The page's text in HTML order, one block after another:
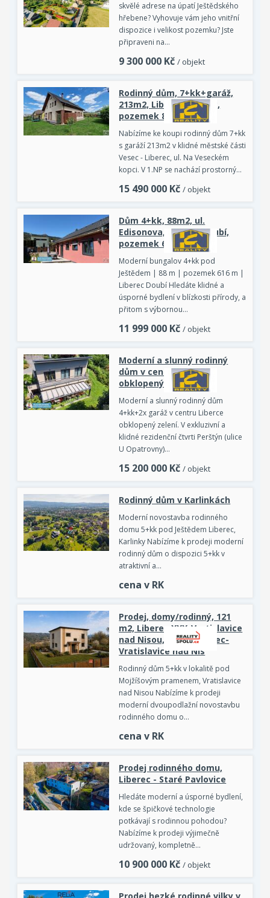
skvělé adrese na úpatí Ještědského
hřebene? Vyhovuje vám jeho vnitřní
dispozice i velikost pozemku? Jste
připraveni na…
9 300 000 Kč / objekt
Rodinný dům, 7+kk+garáž,
213m2, Liberec - Vesec,
pozemek 873 m2
Nabízíme ke koupi rodinný dům 7+kk
s garáží 213m2 v klidné městské části
Vesec - Liberec, ul. Na Veseckém
kopci. V 1.NP se nachází prostorný…
15 490 000 Kč / objekt
Dům 4+kk, 88m2, ul.
Edisonova, Liberec Doubí,
pozemek 616m2
Moderní bungalov 4+kk pod
Ještědem | 88 m | pozemek 616 m |
Liberec Doubí Hledáte klidné a
úsporné bydlení v blízkosti přírody, a
přitom s výbornou…
11 999 000 Kč / objekt
Moderní a slunný rodinný
dům v centru Liberce
obklopený zelení
Moderní a slunný rodinný dům
4+kk+2x garáž v centru Liberce
obklopený zelení. V exkluzivní a
klidné rezidenční čtvrti Perštýn (ulice
U Opatrovny)…
15 200 000 Kč / objekt
Rodinný dům v Karlinkách
Moderní novostavba rodinného
domu 5+kk pod Ještědem Liberec,
Karlinky Nabízíme k prodeji moderní
rodinný dům o dispozici 5+kk v
atraktivní a…
cena v RK
Prodej, domy/rodinný, 121
m2, Liberec XXX-Vratislavice
nad Nisou, 46311 Liberec-
Vratislavice nad Nis
Rodinný dům 5+kk v lokalitě pod
Mojžíšovým pramenem, Vratislavice
nad Nisou Nabízíme k prodeji
moderní dvoupodlažní novostavbu
rodinného domu o…
cena v RK
Prodej rodinného domu,
Liberec - Staré Pavlovice
Hledáte moderní a úsporné bydlení,
kde se špičkové technologie
potkávají s rodinnou pohodou?
Nabízíme k prodeji výjimečně
udržovaný, kompletně…
10 900 000 Kč / objekt